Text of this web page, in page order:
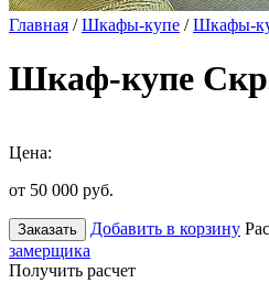
Главная /Шкафы-купе /Шкафы-
Шкаф-купе
Цена:
от 50 000 руб.
Заказать Добавить в корзину
замерщика
Получить расчет